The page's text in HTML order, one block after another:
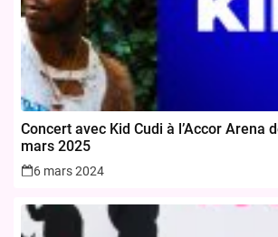
Concert avec Kid Cudi à l’Accor Arena
mars 2025
6 mars 2024